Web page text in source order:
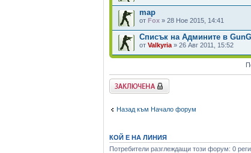
map
от Fox » 28 Ное 2015, 14:41
Списък на Админите в
от Valkyria » 26 Авг 2011, 15:52
Заключен форум
Назад към Начало форум
КОЙ Е НА ЛИНИЯ
Потребители разглеждащи този форум: 0